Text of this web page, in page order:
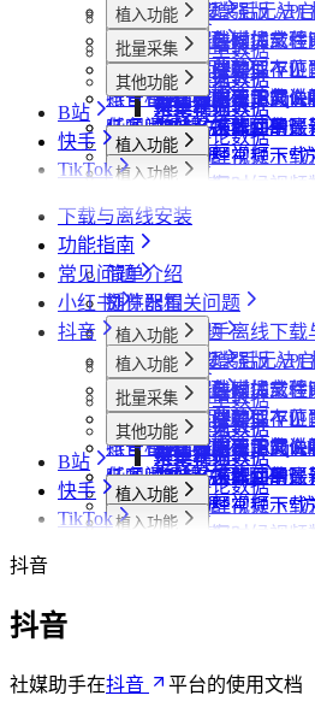
数据上报
采集模式
采集历史
账号管理
任务闹钟
采集本页数据
媒体文件下载
便捷复制数据
CRX 安装后无法启
下载插件时提示程
办？
为什么无法访问
为什么推荐使用最
什么是增强版 API
什么是自动加载验
如何免费获取 VIP
第三方收费下载说
为什么不能注册账
下载相关问题
批量下载媒体文件
下载文件的保存位
为什么配置的文件
飞书相关问题
提示字段类型不匹
提示权限不足怎么
小红书相关问题
小红书出现
406“是怎么回事？
小红书经常提示“
什么情况？
小红书提示存在风
抖音相关问题
为什么采集到的评
些？
为什么有时候视频
哔哩哔哩相关问题
哔哩哔哩视频下载
样？
专辑页
笔记详情页
搜索页
博主详情页
批量采集
采集博主数据
采集评论数据
采集笔记数据
其他功能
链接转换
植入功能
搜索页
达人详情页
视频详情页
批量采集
采集达人数据
采集视频数据
采集评论数据
其他功能
链接转换
B站
植入功能
搜索页
UP主详情页
批量采集
采集评论数据
采集视频数据
其他功能
快手
植入功能
达人详情页
视频详情页
批量采集
采集评论数据
采集视频数据
其他功能
链接转换
TikTok
达人详情页
视频详情页
批量采集
采集达人数据
采集视频数据
采集评论数据
其他功能
短链解析
下载与离线安装
功能指南
简单介绍
插件配置
飞书同步
数据上报
采集模式
采集历史
账号管理
任务闹钟
采集本页数据
媒体文件下载
常见问题
浏览器相关问题
社媒助手离线下载
CRX 安装后无法启
下载插件时提示程
办？
为什么无法访问
为什么推荐使用最
会员相关问题
什么是增强版 API
什么是自动加载验
如何免费获取 VIP
第三方收费下载说
为什么不能注册账
下载相关问题
批量下载媒体文件
下载文件的保存位
为什么配置的文件
飞书相关问题
提示字段类型不匹
提示权限不足怎么
小红书相关问题
小红书出现
406“是怎么回事？
小红书经常提示“
什么情况？
抖音相关问题
为什么采集到的评
些？
为什么有时候视频
哔哩哔哩相关问题
哔哩哔哩视频下载
样？
小红书
植入功能
专辑页
笔记详情页
搜索页
博主详情页
批量采集
采集博主数据
采集评论数据
采集笔记数据
其他功能
链接转换
抖音
植入功能
搜索页
达人详情页
视频详情页
批量采集
采集达人数据
采集视频数据
采集评论数据
其他功能
链接转换
B站
植入功能
搜索页
批量采集
快手
植入功能
TikTok
采集评论数据
抖音
抖音
社媒助手在抖音 平台的使用文档